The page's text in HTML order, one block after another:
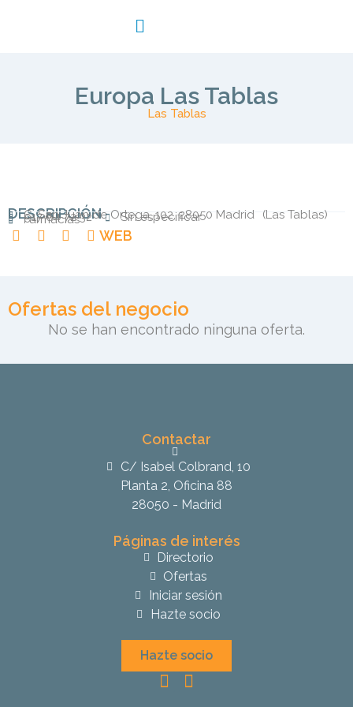
Europa Las Tablas
Las Tablas
DESCRIPCIÓN
C. San Juan de Ortega, 102, 28050 Madrid (Las Tablas)
917 64 72 32 Sin especificar
Farmacias
WEB
Ofertas del negocio
No se han encontrado ninguna oferta.
Contactar
C/ Isabel Colbrand, 10
Planta 2, Oficina 88
28050 - Madrid
Páginas de interés
Directorio
Ofertas
Iniciar sesión
Hazte socio
Hazte socio